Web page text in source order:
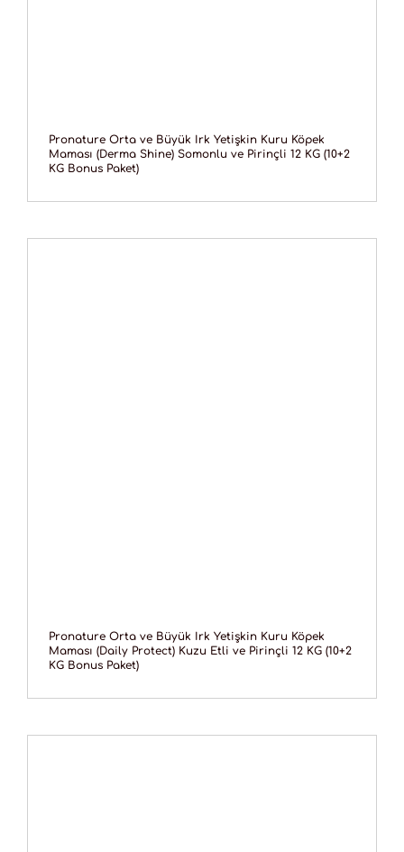
Pronature Orta ve Büyük Irk Yetişkin Kuru Köpek
Maması (Derma Shine) Somonlu ve Pirinçli 12 KG (10+2
KG Bonus Paket)
Pronature Orta ve Büyük Irk Yetişkin Kuru Köpek
Maması (Daily Protect) Kuzu Etli ve Pirinçli 12 KG (10+2
KG Bonus Paket)